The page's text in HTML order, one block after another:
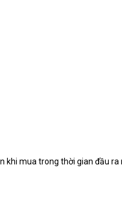
khi mua trong thời gian đầu ra